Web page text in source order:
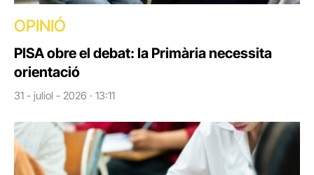
OPINIÓ
PISA obre el debat: la Primària necessita
orientació
31 - juliol - 2026 · 13:11